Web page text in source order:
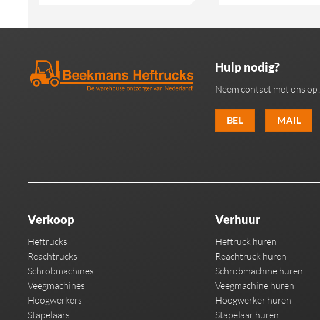
Hulp nodig?
Neem contact met ons op!
BEL MAIL
Verkoop
Heftrucks
Reachtrucks
Schrobmachines
Veegmachines
Hoogwerkers
Stapelaars
Verhuur
Heftruck huren
Reachtruck huren
Schrobmachine huren
Veegmachine huren
Hoogwerker huren
Stapelaar huren